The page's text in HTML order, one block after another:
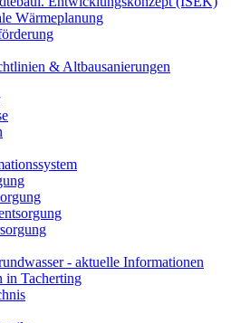
Wärmeplanung
& Altbausanierungen
- aktuelle Informationen
in Tacherting